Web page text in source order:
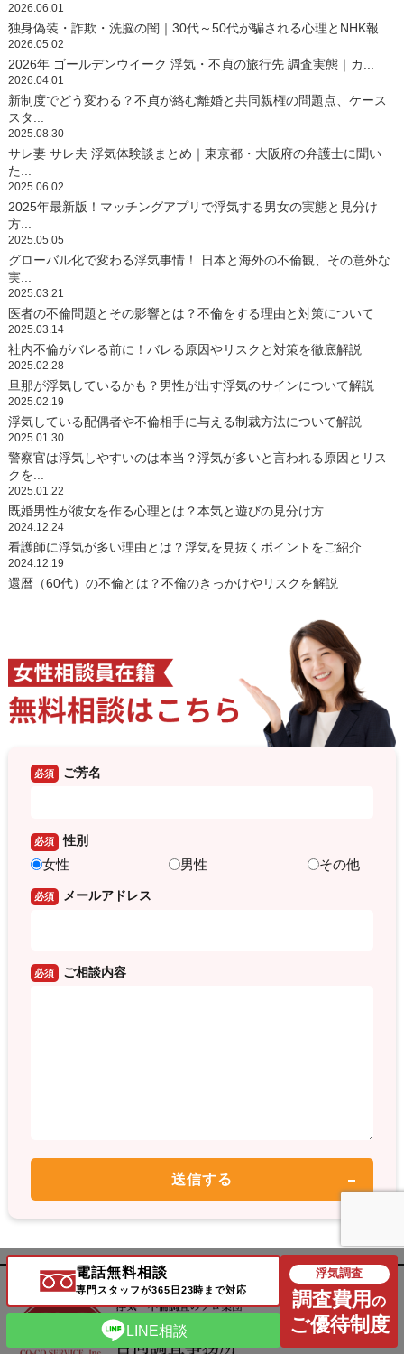
2026.06.01
独身偽装・詐欺・洗脳の闇｜30代～50代が騙される心理とNHK報...
2026.05.02
2026年 ゴールデンウイーク 浮気・不貞の旅行先 調査実態｜カ...
2026.04.01
新制度でどう変わる？不貞が絡む離婚と共同親権の問題点、ケース
スタ...
2025.08.30
サレ妻 サレ夫 浮気体験談まとめ｜東京都・大阪府の弁護士に聞い
た...
2025.06.02
2025年最新版！マッチングアプリで浮気する男女の実態と見分け
方...
2025.05.05
グローバル化で変わる浮気事情！ 日本と海外の不倫観、その意外な
実...
2025.03.21
医者の不倫問題とその影響とは？不倫をする理由と対策について
2025.03.14
社内不倫がバレる前に！バレる原因やリスクと対策を徹底解説
2025.02.28
旦那が浮気しているかも？男性が出す浮気のサインについて解説
2025.02.19
浮気している配偶者や不倫相手に与える制裁方法について解説
2025.01.30
警察官は浮気しやすいのは本当？浮気が多いと言われる原因とリス
クを...
2025.01.22
既婚男性が彼女を作る心理とは？本気と遊びの見分け方
2024.12.24
看護師に浮気が多い理由とは？浮気を見抜くポイントをご紹介
2024.12.19
還暦（60代）の不倫とは？不倫のきっかけやリスクを解説
必須 ご芳名
必須 性別
女性 男性 その他
必須 メールアドレス
必須 ご相談内容
電話無料相談
専門スタッフが365日23時まで対応
LINE相談
浮気調査
調査費用の
ご優待制度